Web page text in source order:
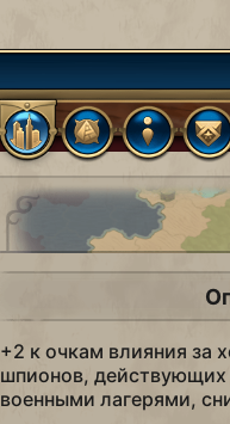
+2 к очкам влияния за
шпионов, действующих
военными лагерями,